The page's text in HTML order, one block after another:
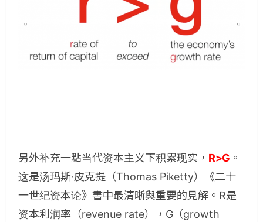
另外补充一點当代资本主义下积累现实， R>G 。
这是汤玛斯·皮克提（Thomas Piketty）《二十
一世纪资本论》書中最清晰與重要的見解。 R是
资本利润率（revenue rate）， G（growth